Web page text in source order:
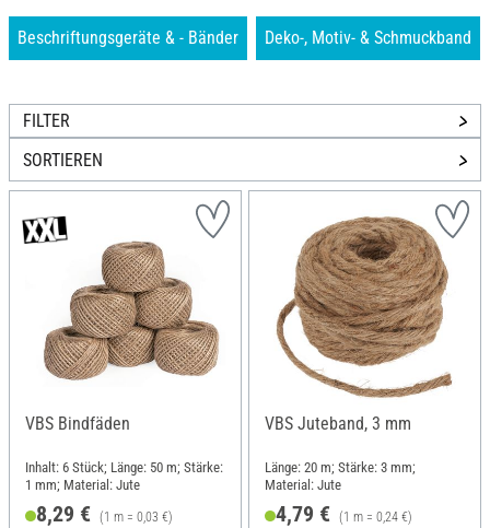
Beschriftungsgeräte & - Bänder Deko-, Motiv- & Schmuckband
FILTER
SORTIEREN
VBS Bindfäden
Inhalt: 6 Stück; Länge: 50 m; Stärke:
1 mm; Material: Jute
8,29 € (1 m = 0,03 €)
VBS Juteband, 3 mm
Länge: 20 m; Stärke: 3 mm;
Material: Jute
4,79 € (1 m = 0,24 €)